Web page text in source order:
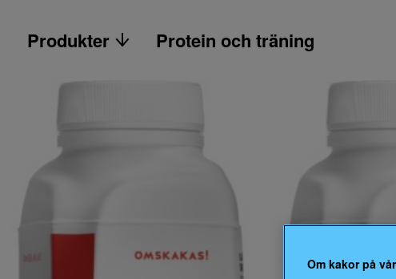
Produkter Protein och träning
Om kakor på